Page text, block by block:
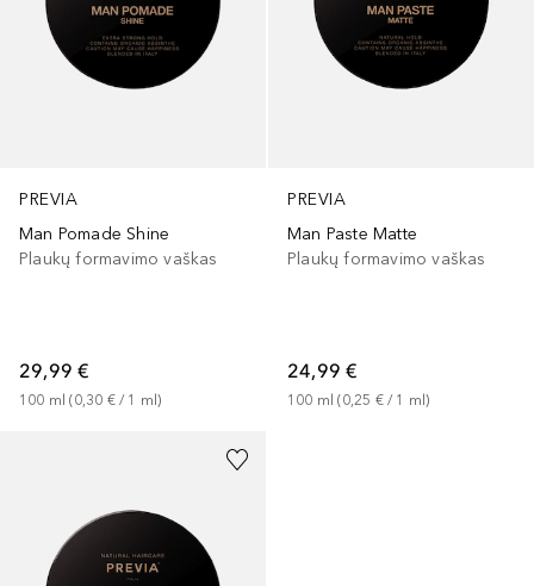
PREVIA
Man Pomade Shine
Plaukų formavimo vaškas
29,99 €
100 ml (0,30 € / 1 ml)
PREVIA
Man Paste Matte
Plaukų formavimo vaškas
24,99 €
100 ml (0,25 € / 1 ml)